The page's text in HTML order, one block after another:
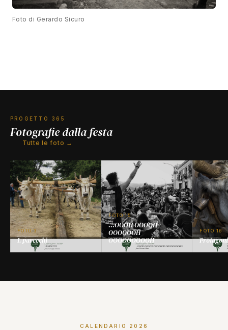
Foto di Gerardo Sicuro
PROGETTO 365
Fotografie dalla festa
Tutte le foto →
FOTO 3
L parecchj
FOTO 15
...OOOH OOOOH
OOOOOOH
OOOOOOOOOH
FOTO 16
CALENDARIO 2026